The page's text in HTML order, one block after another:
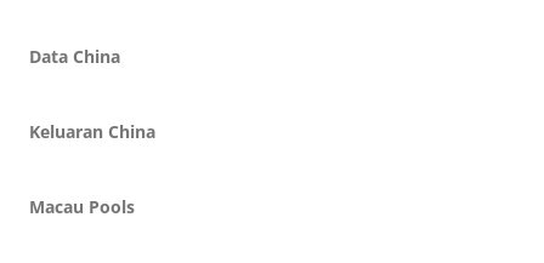
Data China
Keluaran China
Macau Pools